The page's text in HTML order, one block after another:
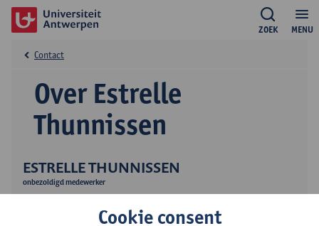
MENU
ZOEK
ESTRELLE THUNNISSEN
onbezoldigd medewerker
Over Estrelle
Thunnissen
Contact
Cookie consent